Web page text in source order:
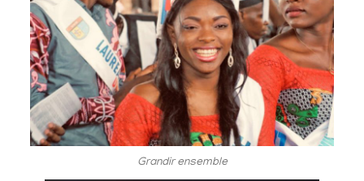
Grandir ensemble